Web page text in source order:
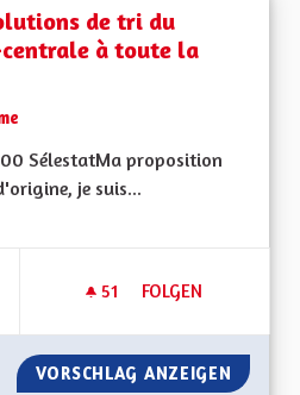
de tri du
centrale à toute la
SélestatMa proposition
je suis...
51 51 FOLLOWER
FOLGEN
GÉNÉRALISER
VORSCHLAG ANZEIGEN